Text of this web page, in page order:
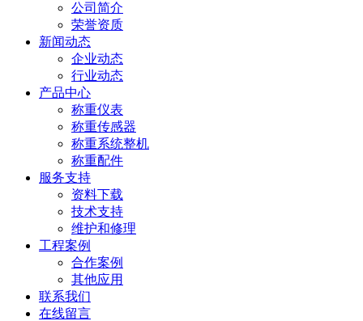
公司简介
荣誉资质
新闻动态
企业动态
行业动态
产品中心
称重仪表
称重传感器
称重系统整机
称重配件
服务支持
资料下载
技术支持
维护和修理
工程案例
合作案例
其他应用
联系我们
在线留言